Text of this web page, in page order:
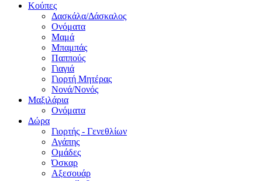
Κούπες
Δασκάλα/Δάσκαλος
Ονόματα
Μαμά
Μπαμπάς
Παππούς
Γιαγιά
Γιορτή Μητέρας
Νονά/Νονός
Μαξιλάρια
Ονόματα
Δώρα
Γιορτής - Γενεθλίων
Αγάπης
Ομάδες
Όσκαρ
Αξεσουάρ